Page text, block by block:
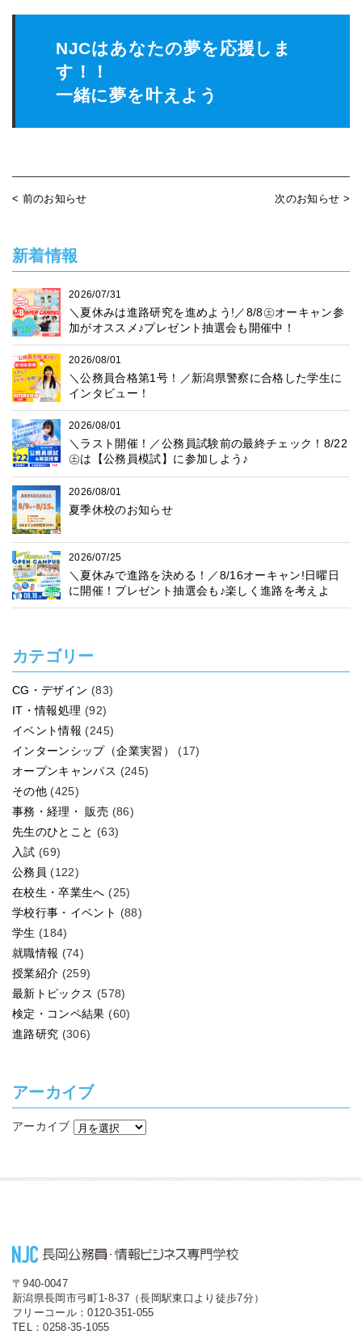
NJCはあなたの夢を応援しま
す！！
一緒に夢を叶えよう
< 前のお知らせ 次のお知らせ >
新着情報
2026/07/31
＼夏休みは進路研究を進めよう!／8/8㊏オーキャン参
加がオススメ♪プレゼント抽選会も開催中！
2026/08/01
＼公務員合格第1号！／新潟県警察に合格した学生に
インタビュー！
2026/08/01
＼ラスト開催！／公務員試験前の最終チェック！8/22
㊏は【公務員模試】に参加しよう♪
2026/08/01
夏季休校のお知らせ
2026/07/25
＼夏休みで進路を決める！／8/16オーキャン!日曜日
に開催！プレゼント抽選会も♪楽しく進路を考えよ
う！
カテゴリー
CG・デザイン (83)
IT・情報処理 (92)
イベント情報 (245)
インターンシップ（企業実習）
(17)
オープンキャンパス (245)
その他 (425)
事務・経理・ 販売 (86)
先生のひとこと (63)
入試 (69)
公務員 (122)
在校生・卒業生へ (25)
学校行事・イベント (88)
学生 (184)
就職情報 (74)
授業紹介 (259)
最新トピックス (578)
検定・コンペ結果 (60)
進路研究 (306)
アーカイブ
アーカイブ
〒940-0047
新潟県長岡市弓町1-8-37（長岡駅東口より徒歩7分）
フリーコール：0120-351-055
TEL：0258-35-1055